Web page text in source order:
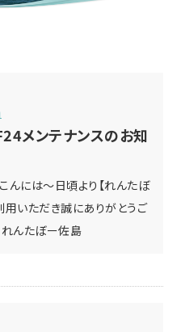
メンテナンスのお知
んには～日頃より【れんたぼ
用いただき誠にありがとうご
れんたぼー佐島